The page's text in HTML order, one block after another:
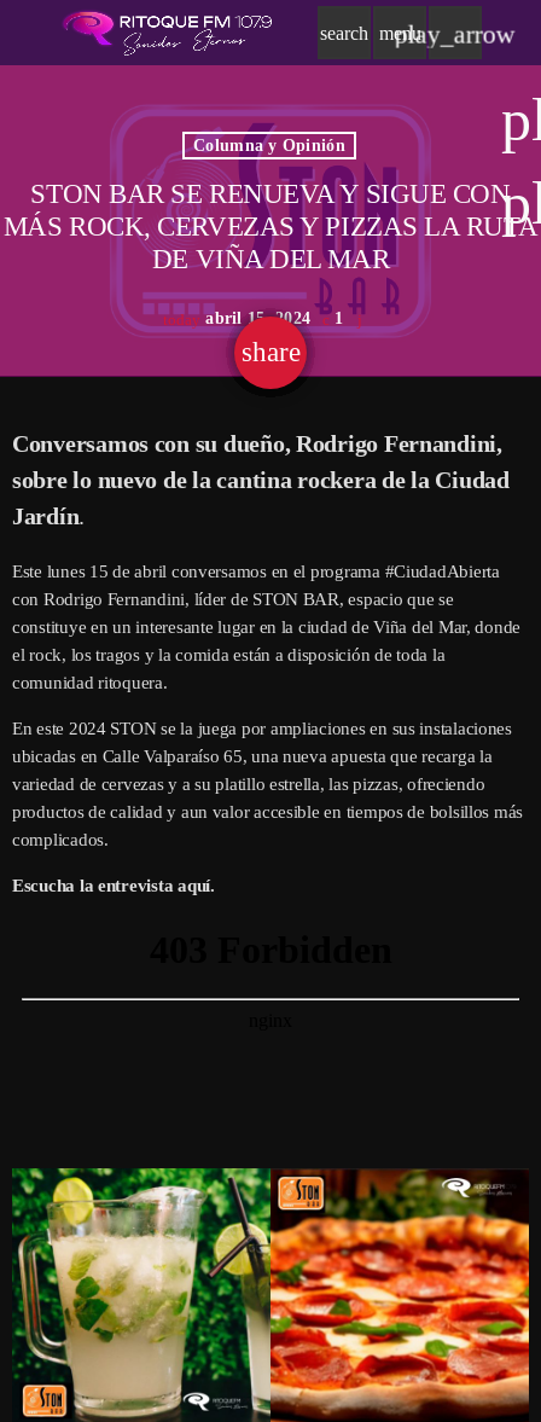
search menu
play_arrow
Columna y Opinión
STON BAR SE RENUEVA Y SIGUE CON
MÁS ROCK, CERVEZAS Y PIZZAS LA RUTA
DE VIÑA DEL MAR
today abril 15, 2024 1
share
email
Conversamos con su dueño, Rodrigo Fernandini,
sobre lo nuevo de la cantina rockera de la Ciudad
Jardín.
Este lunes 15 de abril conversamos en el programa #CiudadAbierta
con Rodrigo Fernandini, líder de STON BAR, espacio que se
constituye en un interesante lugar en la ciudad de Viña del Mar, donde
el rock, los tragos y la comida están a disposición de toda la
comunidad ritoquera.
En este 2024 STON se la juega por ampliaciones en sus instalaciones
ubicadas en Calle Valparaíso 65, una nueva apuesta que recarga la
variedad de cervezas y a su platillo estrella, las pizzas, ofreciendo
productos de calidad y aun valor accesible en tiempos de bolsillos más
complicados.
Escucha la entrevista aquí.